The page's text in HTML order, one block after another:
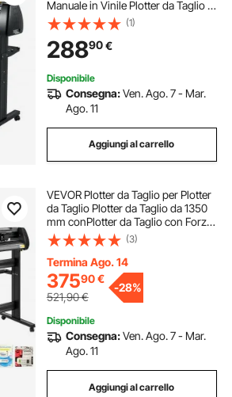
Manuale in Vinile Plotter da Taglio in
Vinile Macchina con Plotter
Signmaster Software Plotter
(1)
28890€
Disponibile
Consegna:Ven. Ago. 7 - Mar.
Ago. 11
Aggiungi al carrello
VEVOR Plotter da Taglio per Plotter
da Taglio Plotter da Taglio da 1350
mm conPlotter da Taglio con Forza
di Supporto a Terra e Velocità
Regolabile
(3)
Termina Ago. 14
37590€
521,90€
-28%
Disponibile
Consegna:Ven. Ago. 7 - Mar.
Ago. 11
Aggiungi al carrello